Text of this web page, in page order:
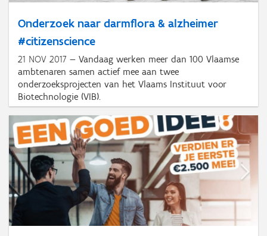
Onderzoek naar darmflora & alzheimer
#citizenscience
21 NOV 2017
Vandaag werken meer dan 100 Vlaamse
ambtenaren samen actief mee aan twee
onderzoeksprojecten van het Vlaams Instituut voor
Biotechnologie (VIB).